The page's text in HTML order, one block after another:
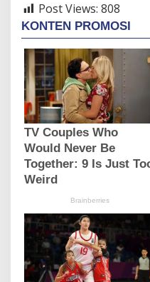
Post Views: 808